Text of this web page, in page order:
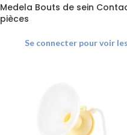
Medela Bouts de sein
pièces
Se connecter pour voir